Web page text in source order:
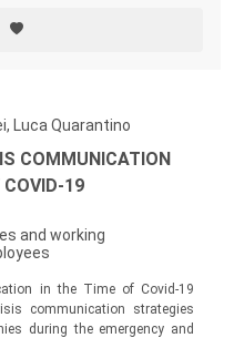
and videogames.
Luca Quarantino
COMMUNICATION
COVID-19
and working
in the Time of Covid-19
communication strategies
during the emergency and